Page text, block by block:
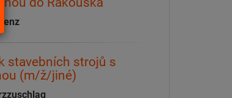
stavebních strojů s
(m/ž/jiné)